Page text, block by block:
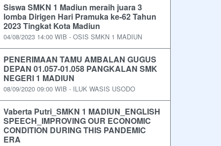
Siswa SMKN 1 Madiun meraih juara 3
lomba Dirigen Hari Pramuka ke-62 Tahun
2023 Tingkat Kota Madiun
04/08/2023 14:00 WIB - OSIS SMKN 1 MADIUN
PENERIMAAN TAMU AMBALAN GUGUS
DEPAN 01.057-01.058 PANGKALAN SMK
NEGERI 1 MADIUN
08/09/2020 09:00 WIB - ILUK WASIS USODO
Vaberta Putri_SMKN 1 MADIUN_ENGLISH
SPEECH_IMPROVING OUR ECONOMIC
CONDITION DURING THIS PANDEMIC
ERA